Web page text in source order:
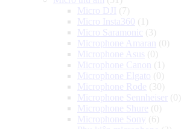
Micro DJI (7)
Micro Insta360 (1)
Micro Saramonic (3)
Microphone Amaran
(0)
Microphone Asus (0)
Microphone Canon
(1)
Microphone Elgato (0)
Microphone Rode (30)
Microphone Sennheiser
(0)
Microphone Shure (0)
Microphone Sony (6)